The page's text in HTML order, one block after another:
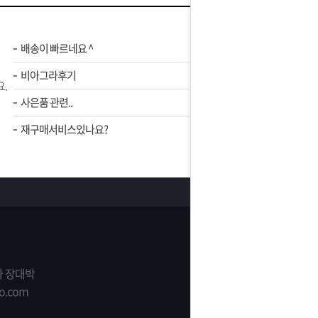
.
배송이 빠르네요 ^
비아그라후기
사은품 관련..
재구매서비스있나요?
장대박